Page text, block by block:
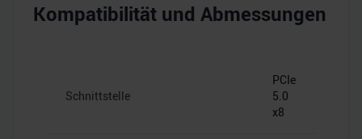
Kompatibilität und Abmessungen
Schnittstelle
PCIe
5.0
x8